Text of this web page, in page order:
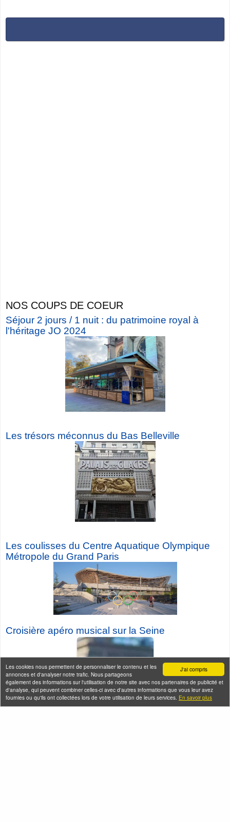
J'ai compris
Les cookies nous permettent de personnaliser le contenu et les
annonces et d'analyser notre trafic. Nous partageons
également des informations sur l'utilisation de notre site avec nos partenaires de publicité et
d'analyse, qui peuvent combiner celles-ci avec d'autres informations que vous leur avez
fournies ou qu'ils ont collectées lors de votre utilisation de leurs services. En savoir plus
NOS COUPS DE COEUR
Séjour 2 jours / 1 nuit : du patrimoine royal à
l'héritage JO 2024
Les trésors méconnus du Bas Belleville
Les coulisses du Centre Aquatique Olympique
Métropole du Grand Paris
Croisière apéro musical sur la Seine